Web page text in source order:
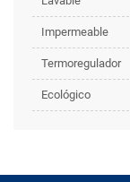
Impermeable
Termoregulador
Ecológico